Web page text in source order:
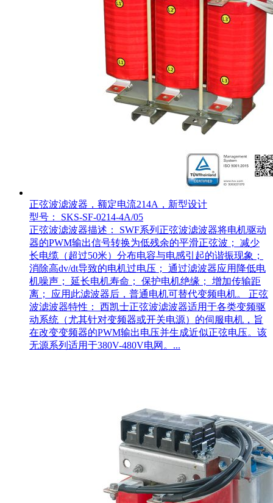
正弦波滤波器，额定电流214A，新型设计
型号： SKS-SF-0214-4A/05
正弦波滤波器描述： SWF系列正弦波滤波器将电机驱动
器的PWM输出信号转换为低残余的平滑正弦波； 减少
长电缆（超过50米）分布电容与电感引起的谐振现象；
消除高dv/dt导致的电机过电压； 通过滤波器应用降低电
机噪声； 延长电机寿命； 保护电机绝缘； 增加传输距
离； 应用此滤波器后，普通电机可替代变频电机。 正弦
波滤波器特性： 西凯士正弦波滤波器适用于各类变频驱
动系统（尤其针对变频器或开关电源）的伺服电机，旨
在改变变频器的PWM输出电压并生成近似正弦电压。该
无源系列适用于380V-480V电网。...